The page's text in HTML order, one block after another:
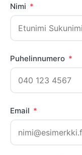
Nimi *
Puhelinnumero *
Email *